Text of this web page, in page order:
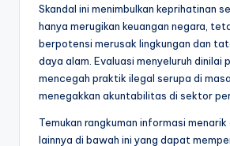
Skandal ini menimbulkan keprihatinan
hanya merugikan keuangan negara,
berpotensi merusak lingkungan dan
daya alam. Evaluasi menyeluruh dinilai
mencegah praktik ilegal serupa di
menegakkan akuntabilitas di sektor
Temukan rangkuman informasi
lainnya di bawah ini yang dapat